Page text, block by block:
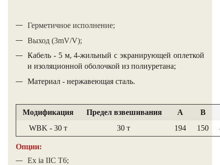
Герметичное исполнение;
Выход (3mV/V);
Кабель - 5 м, 4-жильный с экранирующей оплеткой
и изоляционной оболочкой из полиуретана;
Материал - нержавеющая сталь.
Модификация Предел взвешивания A
B
WBK - 30 т 30 т 194 150
Опции:
Ex ia IIC T6;